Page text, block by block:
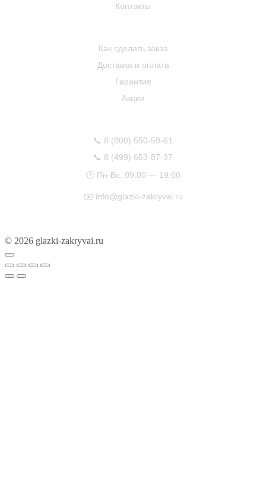
Контакты
Как сделать заказ
Доставка и оплата
Гарантия
Акции
📞 8 (800) 550-59-61
📞 8 (499) 653-87-37
🕒 Пн-Вс: 09:00 — 19:00
✉️ info@glazki-zakryvai.ru
© 2026 glazki-zakryvai.ru